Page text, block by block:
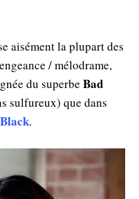
aisément la plupart des
/ mélodrame,
du superbe Bad
sulfureux) que dans
.